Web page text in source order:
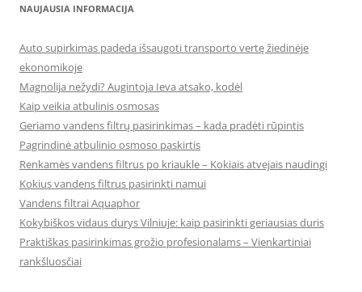
NAUJAUSIA INFORMACIJA
Auto supirkimas padeda išsaugoti transporto vertę žiedinėje
ekonomikoje
Magnolija nežydi? Augintoja Ieva atsako, kodėl
Kaip veikia atbulinis osmosas
Geriamo vandens filtrų pasirinkimas – kada pradėti rūpintis
Pagrindinė atbulinio osmoso paskirtis
Renkamės vandens filtrus po kriaukle – Kokiais atvejais naudingi
Kokius vandens filtrus pasirinkti namui
Vandens filtrai Aquaphor
Kokybiškos vidaus durys Vilniuje: kaip pasirinkti geriausias duris
Praktiškas pasirinkimas grožio profesionalams – Vienkartiniai
rankšluosčiai